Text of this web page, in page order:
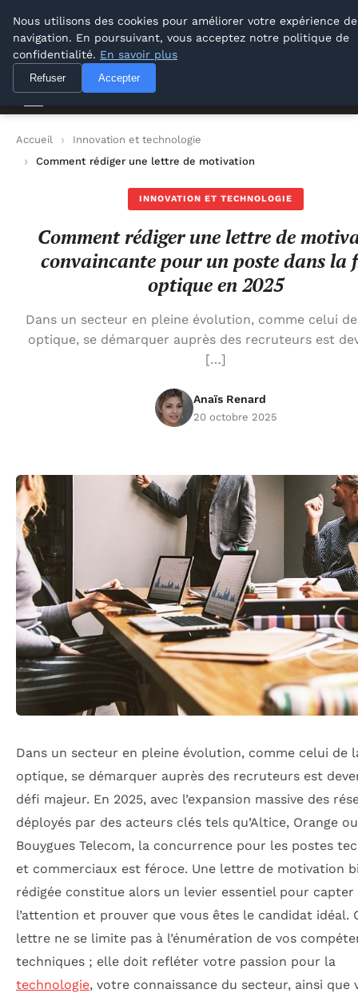
M Zone Studio
M Zone Studio
Accueil
Innovation et technologie
Comment rédiger une lettre de motivation convaincante
INNOVATION ET TECHNOLOGIE
Comment rédiger une lettre de
convaincante pour un poste dans la
optique en 2025
Dans un secteur en pleine évolution, comme celui
optique, se démarquer auprès des recruteurs est
[…]
Anaïs Renard
20 octobre 2025
Dans un secteur en pleine évolution, comme celui de
optique, se démarquer auprès des recruteurs est
défi majeur. En 2025, avec l’expansion massive des
déployés par des acteurs clés tels qu’Altice, Orange ou
Bouygues Telecom, la concurrence pour les postes
et commerciaux est féroce. Une lettre de motivation
rédigée constitue alors un levier essentiel pour capter
l’attention et prouver que vous êtes le candidat idéal.
lettre ne se limite pas à l’énumération de vos
techniques ; elle doit refléter votre passion pour la
technologie, votre connaissance du secteur, ainsi que
Nous utilisons des cookies pour améliorer votre expérience de
navigation. En poursuivant, vous acceptez notre politique de
confidentialité. En savoir plus
Refuser Accepter